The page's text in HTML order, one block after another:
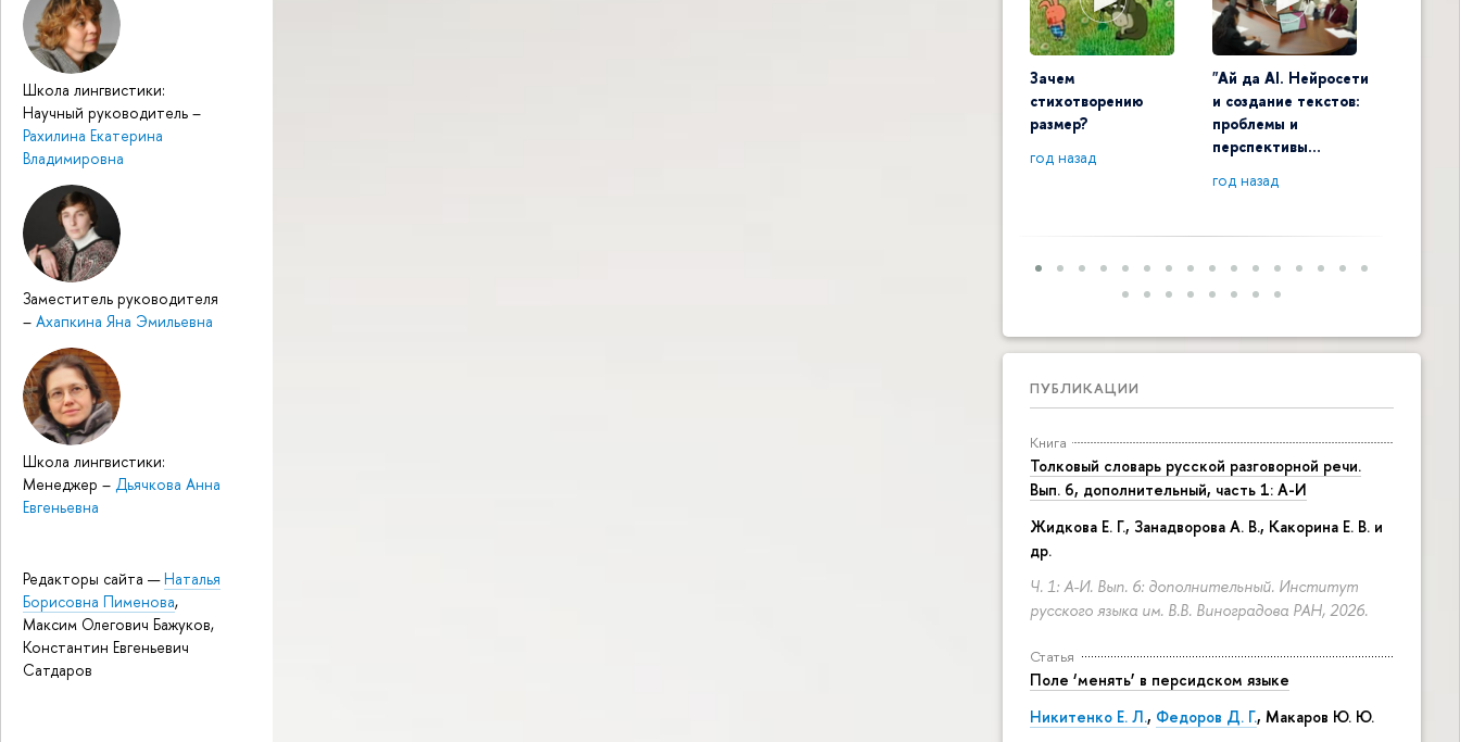
Школа лингвистики:
Научный руководитель –
Рахилина Екатерина
Владимировна
Заместитель руководителя
– Ахапкина Яна Эмильевна
Школа лингвистики:
Менеджер – Дьячкова Анна
Евгеньевна
Редакторы сайта —Наталья
Борисовна Пименова,
Максим Олегович Бажуков,
Константин Евгеньевич
Сатдаров
Зачем
стихотворению
размер?
год назад
"Ай да AI. Нейросети
и создание текстов:
проблемы и
перспективы…
год назад
ПУБЛИКАЦИИ
Книга
Толковый словарь русской разговорной речи.
Вып. 6, дополнительный, часть 1: А-И
Жидкова Е. Г., Занадворова А. В., Какорина Е. В. и
др.
Ч. 1: А-И. Вып. 6: дополнительный. Институт
русского языка им. В.В. Виноградова РАН, 2026.
Статья
Поле ‘менять’ в персидском языке
Никитенко Е. Л., Федоров Д. Г., Макаров Ю. Ю.